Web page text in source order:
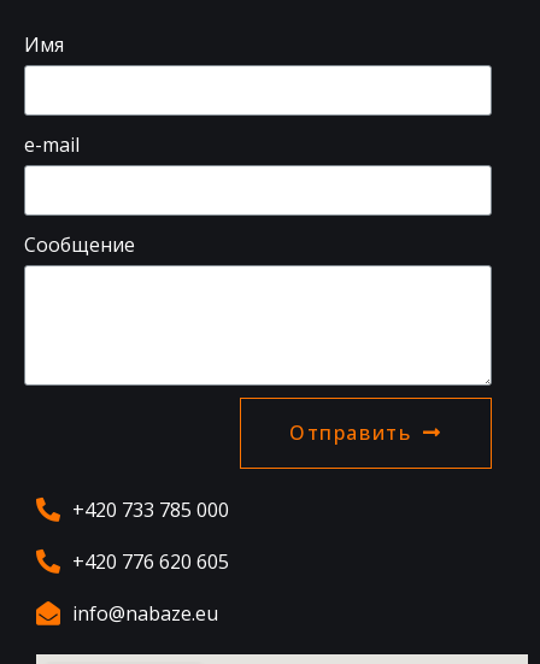
Имя
e-mail
Сообщение
Отправить
+420 733 785 000
+420 776 620 605
info@nabaze.eu